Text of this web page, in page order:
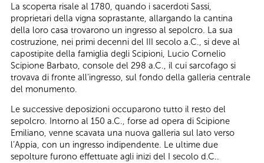
La scoperta risale al 1780, quando i sacerdoti Sassi,
proprietari della vigna soprastante, allargando la cantina
della loro casa trovarono un ingresso al sepolcro. La sua
costruzione, nei primi decenni del III secolo a.C., si deve al
capostipite della famiglia degli Scipioni, Lucio Cornelio
Scipione Barbato, console del 298 a.C., il cui sarcofago si
trovava di fronte all’ingresso, sul fondo della galleria centrale
del monumento.
Le successive deposizioni occuparono tutto il resto del
sepolcro. Intorno al 150 a.C., forse ad opera di Scipione
Emiliano, venne scavata una nuova galleria sul lato verso
l’Appia, con un ingresso indipendente. Le ultime due
sepolture furono effettuate agli inizi del I secolo d.C..